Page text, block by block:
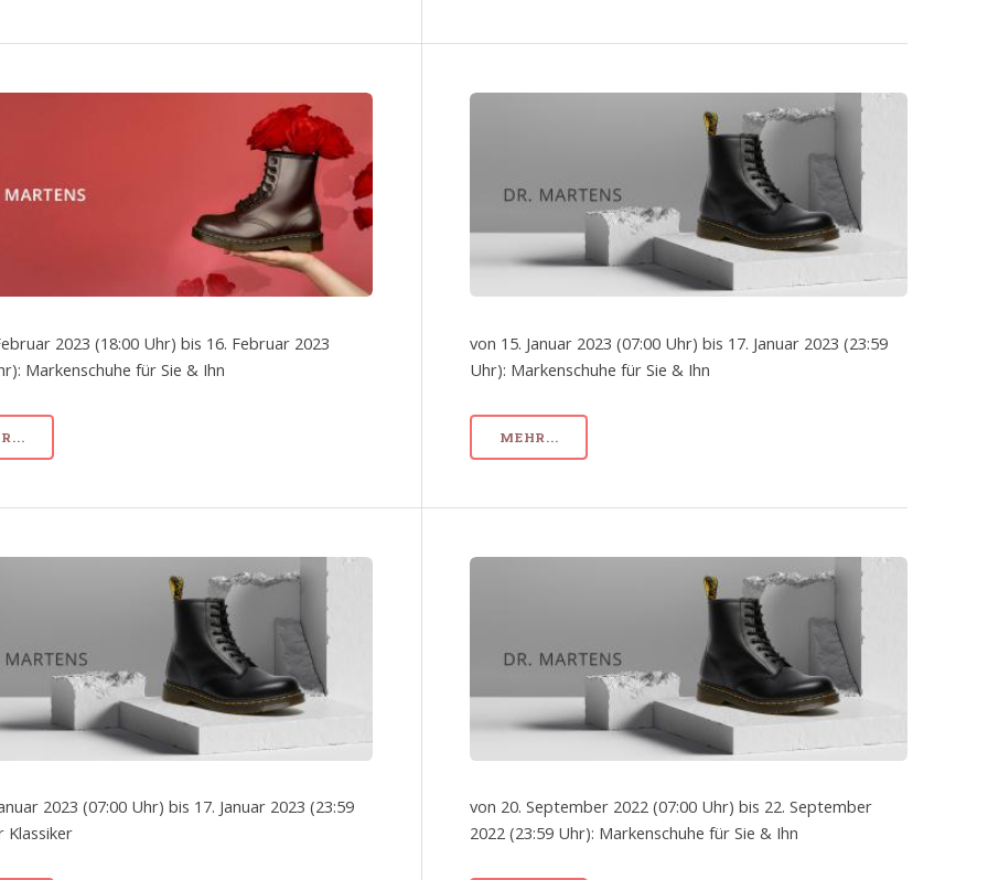
2023 (18:00 Uhr) bis 16. Februar 2023
Markenschuhe für Sie & Ihn
von 15. Januar 2023 (07:00 Uhr) bis 17. Januar 2023 (23:59
Uhr): Markenschuhe für Sie & Ihn
MEHR...
2023 (07:00 Uhr) bis 17. Januar 2023 (23:59
Klassiker
von 20. September 2022 (07:00 Uhr) bis 22. September
2022 (23:59 Uhr): Markenschuhe für Sie & Ihn